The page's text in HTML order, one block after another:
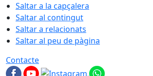
Saltar a la capçalera
Saltar al contingut
Saltar a relacionats
Saltar al peu de pàgina
Contacte